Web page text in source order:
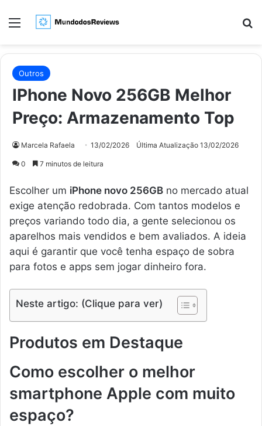
Menu
Outros
IPhone Novo 256GB Melhor
Preço: Armazenamento Top
Marcela Rafaela 13/02/2026 Última Atualização 13/02/2026
0 7 minutos de leitura
Escolher um iPhone novo 256GB no mercado atual
exige atenção redobrada. Com tantos modelos e
preços variando todo dia, a gente selecionou os
aparelhos mais vendidos e bem avaliados. A ideia
aqui é garantir que você tenha espaço de sobra
para fotos e apps sem jogar dinheiro fora.
Neste artigo: (Clique para ver)
Produtos em Destaque
Como escolher o melhor
smartphone Apple com muito
espaço?